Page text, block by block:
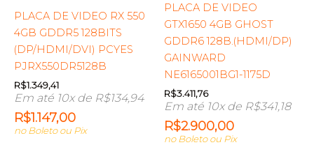
PLACA DE VIDEO RX 550
4GB GDDR5 128BITS
(DP/HDMI/DVI) PCYES
PJRX550DR5128B
R$1.349,41
Em até 10x de R$134,94
R$1.147,00
no Boleto ou Pix
PLACA DE VIDEO
GTX1650 4GB GHOST
GDDR6 128B.(HDMI/DP)
GAINWARD
NE6165001BG1-1175D
R$3.411,76
Em até 10x de R$341,18
R$2.900,00
no Boleto ou Pix